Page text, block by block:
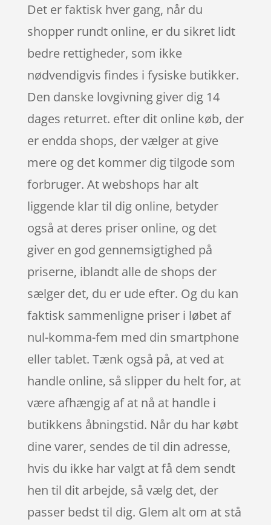
Det er faktisk hver gang, når du
shopper rundt online, er du sikret lidt
bedre rettigheder, som ikke
nødvendigvis findes i fysiske butikker.
Den danske lovgivning giver dig 14
dages returret. efter dit online køb, der
er endda shops, der vælger at give
mere og det kommer dig tilgode som
forbruger. At webshops har alt
liggende klar til dig online, betyder
også at deres priser online, og det
giver en god gennemsigtighed på
priserne, iblandt alle de shops der
sælger det, du er ude efter. Og du kan
faktisk sammenligne priser i løbet af
nul-komma-fem med din smartphone
eller tablet. Tænk også på, at ved at
handle online, så slipper du helt for, at
være afhængig af at nå at handle i
butikkens åbningstid. Når du har købt
dine varer, sendes de til din adresse,
hvis du ikke har valgt at få dem sendt
hen til dit arbejde, så vælg det, der
passer bedst til dig. Glem alt om at stå